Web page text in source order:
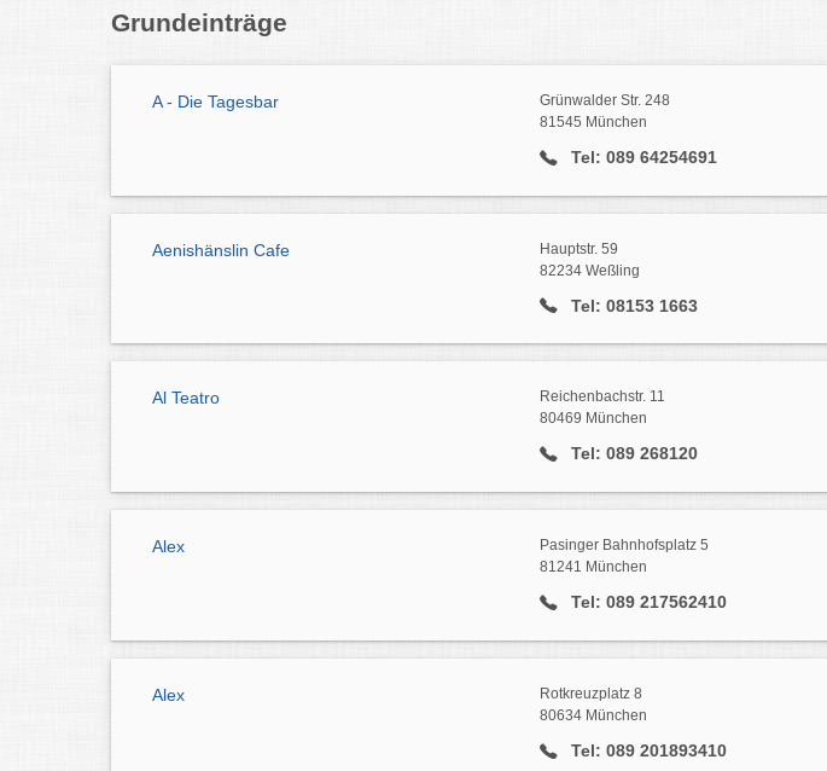
Grundeinträge
A - Die Tagesbar
Grünwalder Str. 248
81545 München
Tel: 089 64254691
Aenishänslin Cafe
Hauptstr. 59
82234 Weßling
Tel: 08153 1663
Al Teatro
Reichenbachstr. 11
80469 München
Tel: 089 268120
Alex
Pasinger Bahnhofsplatz 5
81241 München
Tel: 089 217562410
Alex
Rotkreuzplatz 8
80634 München
Tel: 089 201893410